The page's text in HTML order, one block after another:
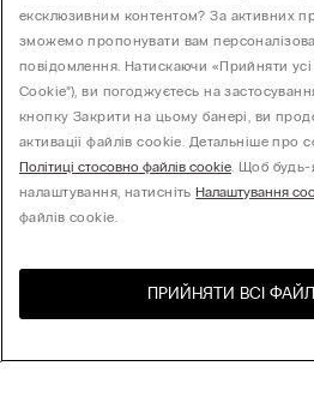
ексклюзивним контентом? За активних
зможемо пропонувати вам
повідомлення. Натискаючи «Прийняти
Cookie”), ви погоджуєтесь на
кнопку Закрити на цьому банері, ви
активації файлів cookie. Детальніше про
Політиці стосовно файлів cookie. Щоб будь-
налаштування, натиснітьНалаштування
файлів cookie.
ПРИЙНЯТИ ВСІ